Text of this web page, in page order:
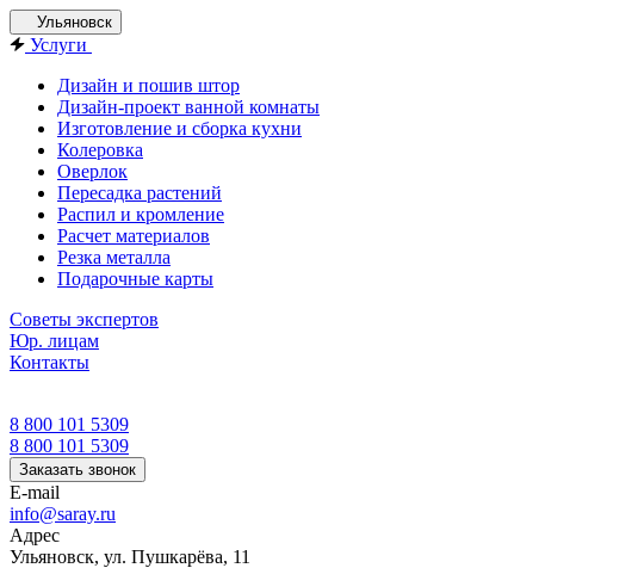
Ульяновск
Услуги
Дизайн и пошив штор
Дизайн-проект ванной комнаты
Изготовление и сборка кухни
Колеровка
Оверлок
Пересадка растений
Распил и кромление
Расчет материалов
Резка металла
Подарочные карты
Советы экспертов
Юр. лицам
Контакты
8 800 101 5309
8 800 101 5309
Заказать звонок
E-mail
info@saray.ru
Адрес
Ульяновск, ул. Пушкарёва, 11